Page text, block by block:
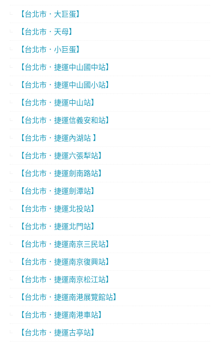
【台北市．大巨蛋】
【台北市．天母】
【台北市．小巨蛋】
【台北市．捷運中山國中站】
【台北市．捷運中山國小站】
【台北市．捷運中山站】
【台北市．捷運信義安和站】
【台北市．捷運內湖站 】
【台北市．捷運六張犁站】
【台北市．捷運劍南路站】
【台北市．捷運劍潭站】
【台北市．捷運北投站】
【台北市．捷運北門站】
【台北市．捷運南京三民站】
【台北市．捷運南京復興站】
【台北市．捷運南京松江站】
【台北市．捷運南港展覽館站】
【台北市．捷運南港車站】
【台北市．捷運古亭站】